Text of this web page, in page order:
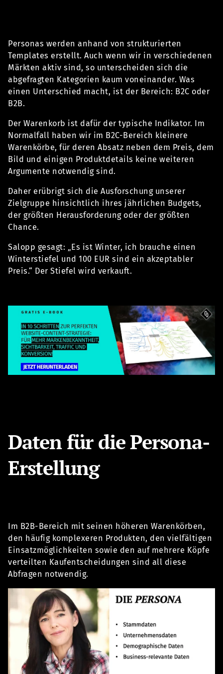
Personas werden anhand von strukturierten
Templates erstellt. Auch wenn wir in verschiedenen
Märkten aktiv sind, so unterscheiden sich die
abgefragten Kategorien kaum voneinander. Was
einen Unterschied macht, ist der Bereich: B2C oder
B2B.
Der Warenkorb ist dafür der typische Indikator. Im
Normalfall haben wir im B2C-Bereich kleinere
Warenkörbe, für deren Absatz neben dem Preis, dem
Bild und einigen Produktdetails keine weiteren
Argumente notwendig sind.
Daher erübrigt sich die Ausforschung unserer
Zielgruppe hinsichtlich ihres jährlichen Budgets,
der größten Herausforderung oder der größten
Chance.
Salopp gesagt: „Es ist Winter, ich brauche einen
Winterstiefel und 100 EUR sind ein akzeptabler
Preis.“ Der Stiefel wird verkauft.
Daten für die Persona-
Erstellung
Im B2B-Bereich mit seinen höheren Warenkörben,
den häufig komplexeren Produkten, den vielfältigen
Einsatzmöglichkeiten sowie den auf mehrere Köpfe
verteilten Kaufentscheidungen sind all diese
Abfragen notwendig.